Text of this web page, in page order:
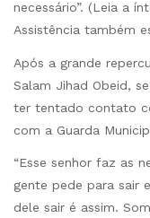
necessário”. (Leia a
Assistência também
Após a grande
Salam Jihad Obeid,
ter tentado contato
com a Guarda
“Esse senhor faz as
gente pede para sair
dele sair é assim.